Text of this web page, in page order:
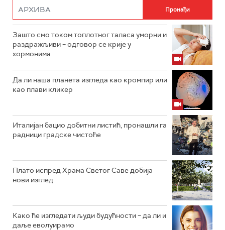
Зашто смо током топлотног таласа уморни и
раздражљиви – одговор се крије у
хормонима
Да ли наша планета изгледа као кромпир или
као плави кликер
Италијан бацио добитни листић, пронашли га
радници градске чистоће
Плато испред Храма Светог Саве добија
нови изглед
Како ће изгледати људи будућности – да ли и
даље еволуирамо